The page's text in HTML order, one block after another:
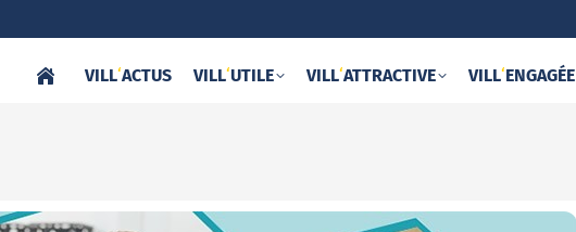
VILL‘ACTUS VILL‘UTILE VILL‘ATTRACTIVE VILL‘ENGAGÉE